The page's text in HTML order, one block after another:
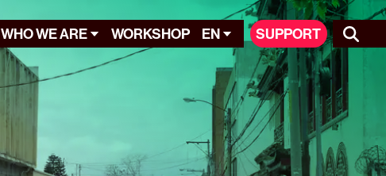
WHO WE ARE WORKSHOP EN SUPPORT